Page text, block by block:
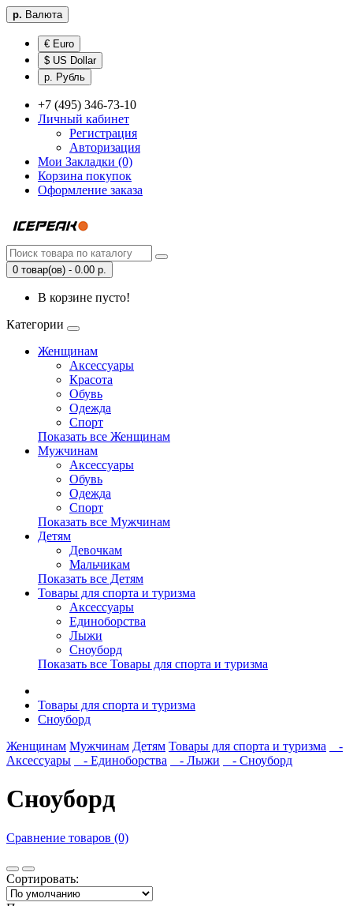
р. Валюта
€ Euro
$ US Dollar
р. Рубль
+7 (495) 346-73-10
Личный кабинет
Регистрация
Авторизация
Мои Закладки (0)
Корзина покупок
Оформление заказа
0 товар(ов) - 0.00 р.
В корзине пусто!
Категории
Женщинам
Аксессуары
Красота
Обувь
Одежда
Спорт
Показать все Женщинам
Мужчинам
Аксессуары
Обувь
Одежда
Спорт
Показать все Мужчинам
Детям
Девочкам
Мальчикам
Показать все Детям
Товары для спорта и туризма
Аксессуары
Единоборства
Лыжи
Сноуборд
Показать все Товары для спорта и туризма
Товары для спорта и туризма
Сноуборд
Женщинам Мужчинам Детям Товары для спорта и туризма
-
Аксессуары
- Единоборства - Лыжи - Сноуборд
Сноуборд
Сравнение товаров (0)
Сортировать: